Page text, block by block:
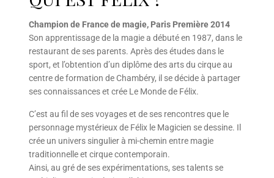
Champion de France de magie, Paris Première 2014
Son apprentissage de la magie a débuté en 1987, dans le
restaurant de ses parents. Après des études dans le
sport, et l’obtention d’un diplôme des arts du cirque au
centre de formation de Chambéry, il se décide à partager
ses connaissances et crée Le Monde de Félix.
C’est au fil de ses voyages et de ses rencontres que le
personnage mystérieux de Félix le Magicien se dessine. Il
crée un univers singulier à mi-chemin entre magie
traditionnelle et cirque contemporain.
Ainsi, au gré de ses expérimentations, ses talents se